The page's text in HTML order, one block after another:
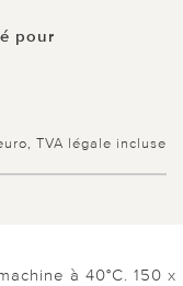
pour
TVA légale incluse
à 40°C. 150 x